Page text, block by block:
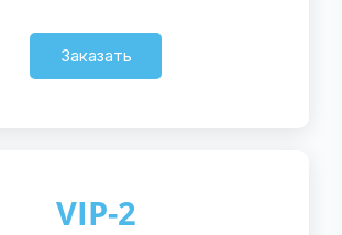
Заказать
VIP-2